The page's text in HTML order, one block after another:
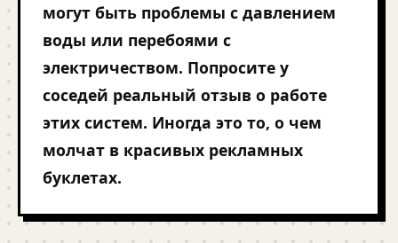
могут быть проблемы с давлением
воды или перебоями с
электричеством. Попросите у
соседей реальный отзыв о работе
этих систем. Иногда это то, о чем
молчат в красивых рекламных
буклетах.